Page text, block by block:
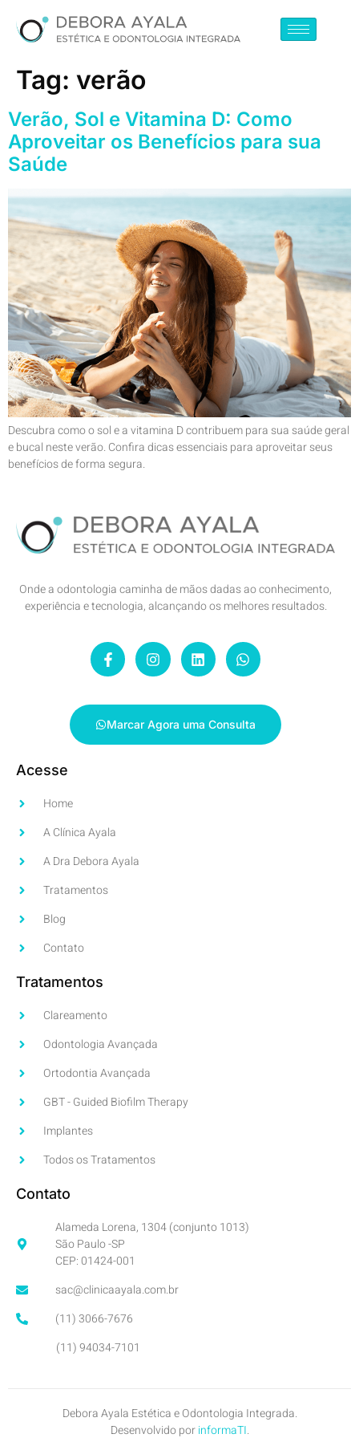
Tag: verão
Verão, Sol e Vitamina D: Como
Aproveitar os Benefícios para sua
Saúde
Descubra como o sol e a vitamina D contribuem para sua saúde geral
e bucal neste verão. Confira dicas essenciais para aproveitar seus
benefícios de forma segura.
Onde a odontologia caminha de mãos dadas ao conhecimento,
experiência e tecnologia, alcançando os melhores resultados.
Marcar Agora uma Consulta
Acesse
Home
A Clínica Ayala
A Dra Debora Ayala
Tratamentos
Blog
Contato
Tratamentos
Clareamento
Odontologia Avançada
Ortodontia Avançada
GBT - Guided Biofilm Therapy
Implantes
Todos os Tratamentos
Contato
Alameda Lorena, 1304 (conjunto 1013)
São Paulo -SP
CEP: 01424-001
sac@clinicaayala.com.br
(11) 3066-7676
(11) 94034-7101
Debora Ayala Estética e Odontologia Integrada.
Desenvolvido porinformaTI.